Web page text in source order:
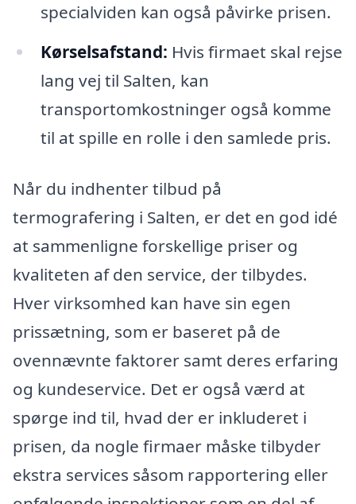
specialviden kan også påvirke prisen.
Kørselsafstand: Hvis firmaet skal rejse
lang vej til Salten, kan
transportomkostninger også komme
til at spille en rolle i den samlede pris.
Når du indhenter tilbud på
termografering i Salten, er det en god idé
at sammenligne forskellige priser og
kvaliteten af den service, der tilbydes.
Hver virksomhed kan have sin egen
prissætning, som er baseret på de
ovennævnte faktorer samt deres erfaring
og kundeservice. Det er også værd at
spørge ind til, hvad der er inkluderet i
prisen, da nogle firmaer måske tilbyder
ekstra services såsom rapportering eller